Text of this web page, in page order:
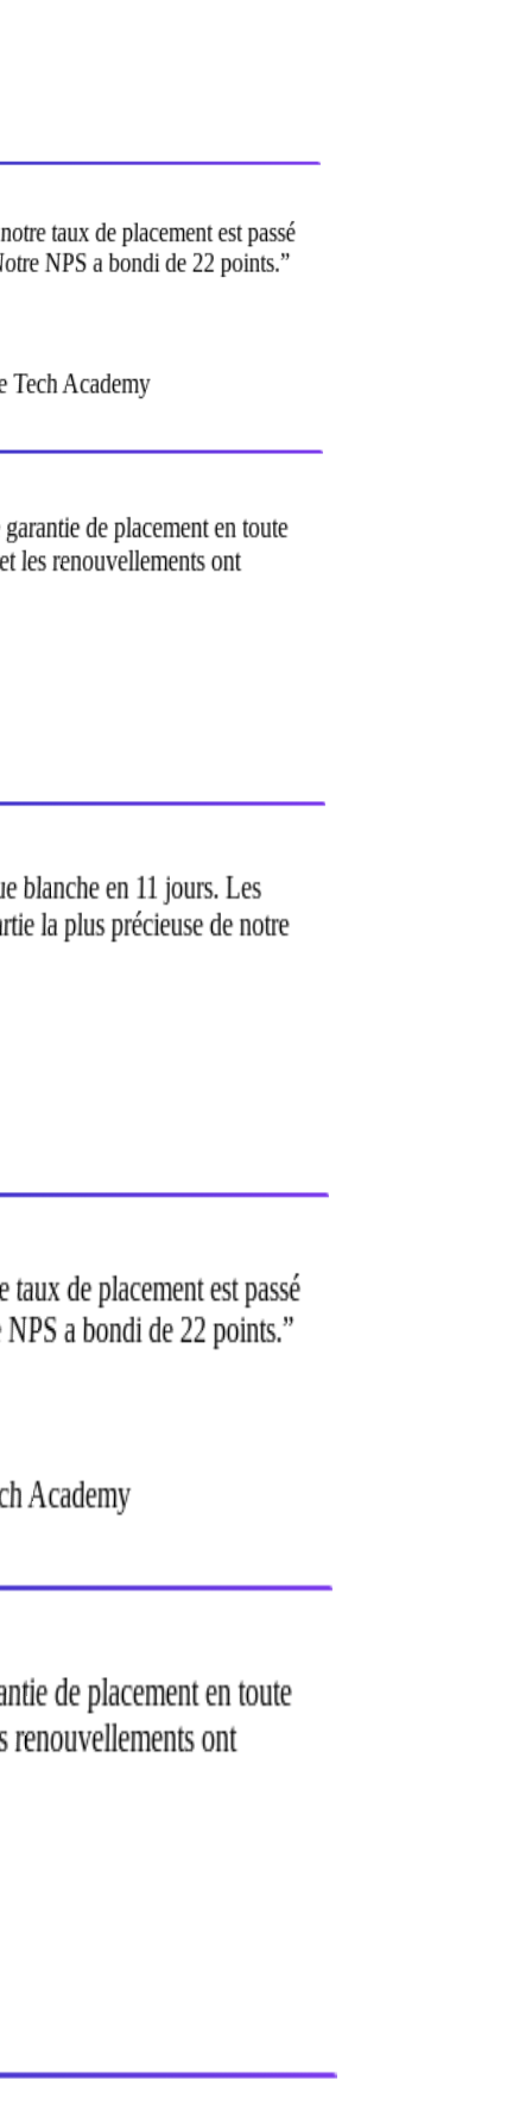
taux de placement est passé
NPS a bondi de 22 points.”
Tech Academy
de placement en toute
les renouvellements ont
blanche en 11 jours. Les
la plus précieuse de notre
de placement est passé
NPS a bondi de 22 points.”
Academy
de placement en toute
renouvellements ont